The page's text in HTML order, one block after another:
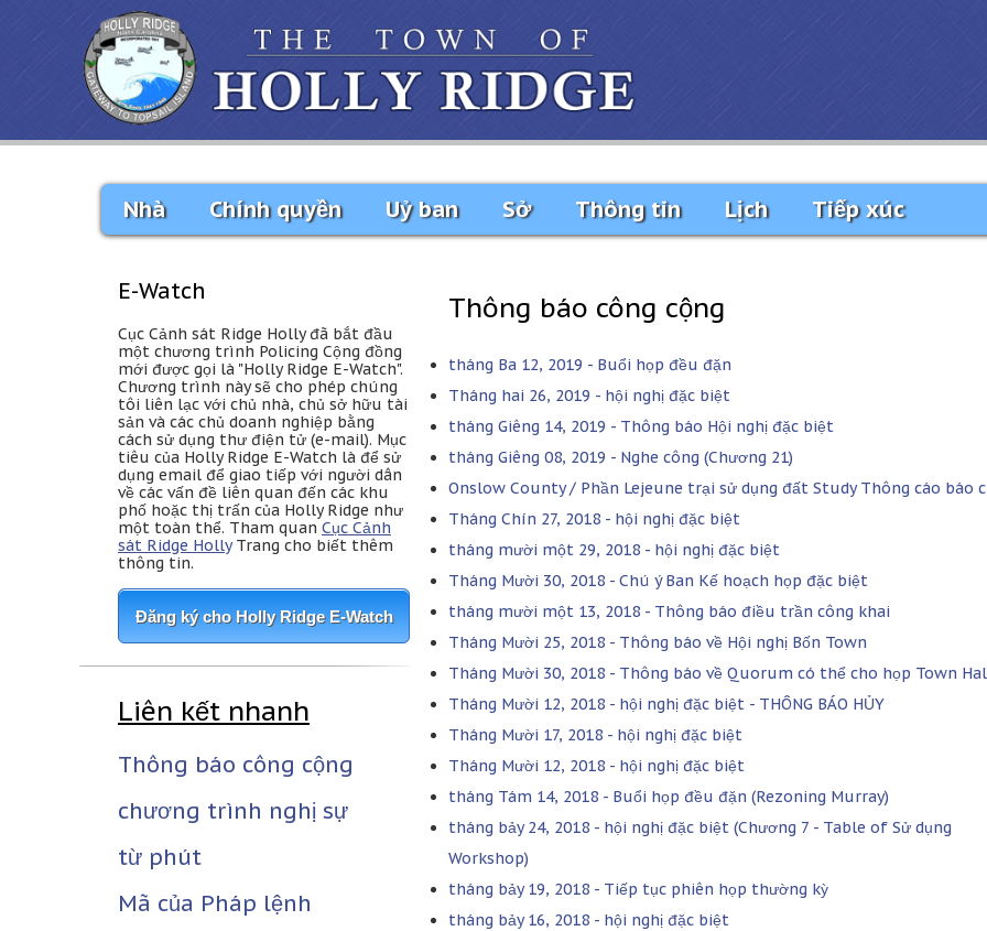
Nhà Chính quyền Uỷ ban Sở Thông tin Lịch Tiếp xúc
E-Watch
Cục Cảnh sát Ridge Holly đã bắt đầu
một chương trình Policing Cộng đồng
mới được gọi là "Holly Ridge E-Watch".
Chương trình này sẽ cho phép chúng
tôi liên lạc với chủ nhà, chủ sở hữu tài
sản và các chủ doanh nghiệp bằng
cách sử dụng thư điện tử (e-mail). Mục
tiêu của Holly Ridge E-Watch là để sử
dụng email để giao tiếp với người dân
về các vấn đề liên quan đến các khu
phố hoặc thị trấn của Holly Ridge như
một toàn thể. Tham quan Cục Cảnh
sát Ridge HollyTrang cho biết thêm
thông tin.
Đăng ký cho Holly Ridge E-Watch
Liên kết nhanh
Thông báo công cộng
chương trình nghị sự
từ phút
Mã của Pháp lệnh
Thông báo công cộng
tháng Ba 12, 2019 - Buổi họp đều đặn
Tháng hai 26, 2019 - hội nghị đặc biệt
tháng Giêng 14, 2019 - Thông báo Hội nghị đặc biệt
tháng Giêng 08, 2019 - Nghe công (Chương 21)
Onslow County / Phần Lejeune trại sử dụng đất Study Thông cáo báo
Tháng Chín 27, 2018 - hội nghị đặc biệt
tháng mười một 29, 2018 - hội nghị đặc biệt
Tháng Mười 30, 2018 - Chú ý Ban Kế hoạch họp đặc biệt
tháng mười một 13, 2018 - Thông báo điều trần công khai
Tháng Mười 25, 2018 - Thông báo về Hội nghị Bốn Town
Tháng Mười 30, 2018 - Thông báo về Quorum có thể cho họp Town
Tháng Mười 12, 2018 - hội nghị đặc biệt - THÔNG BÁO HỦY
Tháng Mười 17, 2018 - hội nghị đặc biệt
Tháng Mười 12, 2018 - hội nghị đặc biệt
tháng Tám 14, 2018 - Buổi họp đều đặn (Rezoning Murray)
tháng bảy 24, 2018 - hội nghị đặc biệt (Chương 7 - Table of Sử dụng
Workshop)
tháng bảy 19, 2018 - Tiếp tục phiên họp thường kỳ
tháng bảy 16, 2018 - hội nghị đặc biệt